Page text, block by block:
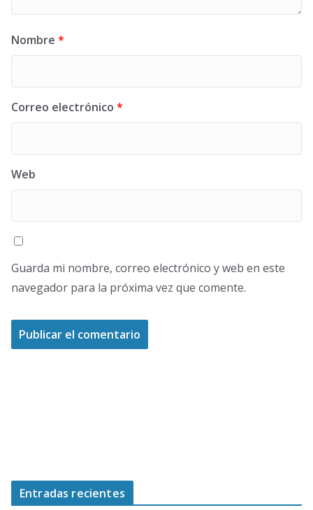
Nombre *
Correo electrónico *
Web
Guarda mi nombre, correo electrónico y web en este
navegador para la próxima vez que comente.
Entradas recientes